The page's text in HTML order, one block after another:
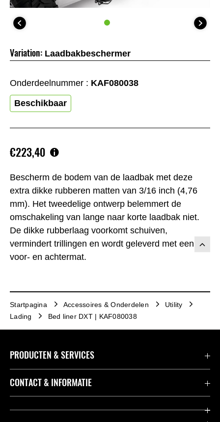
Bescherm de bodem van de laadbak met deze
extra dikke rubberen matten van 3/16 inch (4,76
mm). Het tweedelige ontwerp belemmert de
omschakeling van lange naar korte laadbak niet.
De dikke rubberlaag voorkomt schuiven,
vermindert trillingen en wordt geleverd met een
voor- en achtermat.
€223,40
Variation: Laadbakbeschermer
Onderdeelnummer : KAF080038
Beschikbaar
Startpagina Accessoires & Onderdelen
Utility
Lading
Bed liner DXT | KAF080038
PRODUCTEN & SERVICES
Accessoires & Onderdelen
CONTACT & INFORMATIE
Contact